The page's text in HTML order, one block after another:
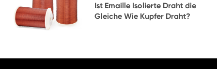
Ist Emaille Isolierte Draht die
Gleiche Wie Kupfer Draht?